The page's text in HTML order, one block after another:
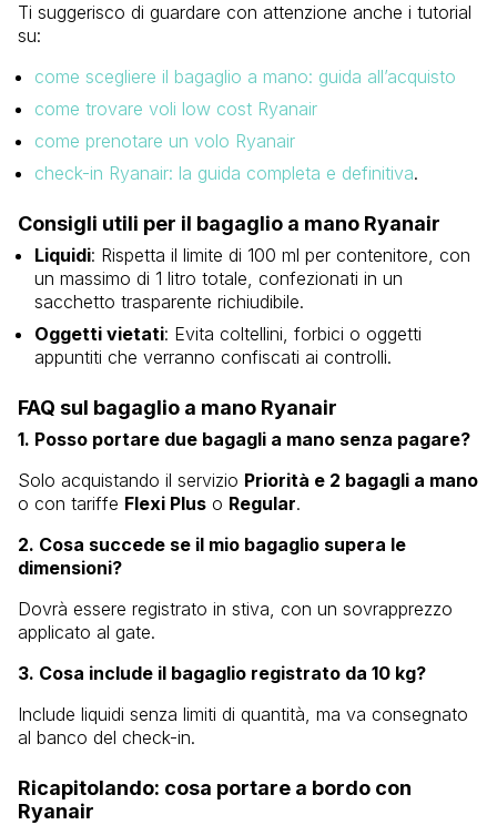
Ti suggerisco di guardare con attenzione anche i tutorial
su:
come scegliere il bagaglio a mano: guida all’acquisto
come trovare voli low cost Ryanair
come prenotare un volo Ryanair
check-in Ryanair: la guida completa e definitiva.
Consigli utili per il bagaglio a mano Ryanair
Liquidi: Rispetta il limite di 100 ml per contenitore, con
un massimo di 1 litro totale, confezionati in un
sacchetto trasparente richiudibile.
Oggetti vietati: Evita coltellini, forbici o oggetti
appuntiti che verranno confiscati ai controlli.
FAQ sul bagaglio a mano Ryanair
1. Posso portare due bagagli a mano senza pagare?
Solo acquistando il servizio Priorità e 2 bagagli a mano
o con tariffe Flexi Plus o Regular.
2. Cosa succede se il mio bagaglio supera le
dimensioni?
Dovrà essere registrato in stiva, con un sovrapprezzo
applicato al gate.
3. Cosa include il bagaglio registrato da 10 kg?
Include liquidi senza limiti di quantità, ma va consegnato
al banco del check-in.
Ricapitolando: cosa portare a bordo con
Ryanair